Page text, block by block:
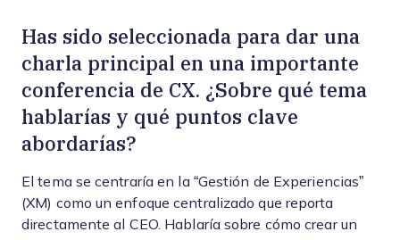
Has sido seleccionada para dar una
charla principal en una importante
conferencia de CX. ¿Sobre qué tema
hablarías y qué puntos clave
abordarías?
El tema se centraría en la “Gestión de Experiencias”
(XM) como un enfoque centralizado que reporta
directamente al CEO. Hablaría sobre cómo crear un